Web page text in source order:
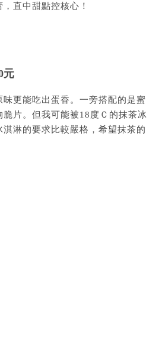
直中甜點控核心！
元
更能吃出蛋香。一旁搭配的是蜜
片。但我可能被18度Ｃ的抹茶冰
淋的要求比較嚴格，希望抹茶的